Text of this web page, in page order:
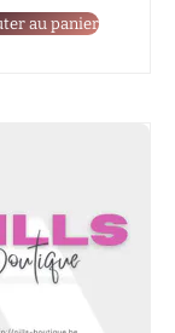
au panier